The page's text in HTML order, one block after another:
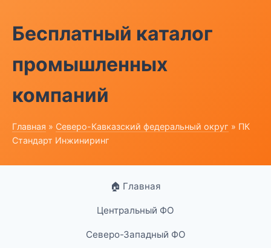
Бесплатный каталог
промышленных
компаний
Главная » Северо-Кавказский федеральный округ » ПК
Стандарт Инжиниринг
🏠 Главная
Центральный ФО
Северо-Западный ФО